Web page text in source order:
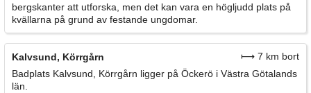
bergskanter att utforska, men det kan vara en högljudd plats på
kvällarna på grund av festande ungdomar.
Kalvsund, Körrgårn
⟼ 7 km bort
Badplats Kalvsund, Körrgårn ligger på Öckerö i Västra Götalands
län.